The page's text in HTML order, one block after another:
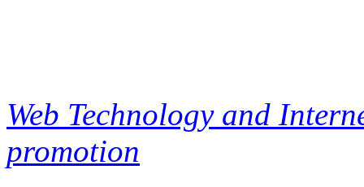
Web Technology and
promotion